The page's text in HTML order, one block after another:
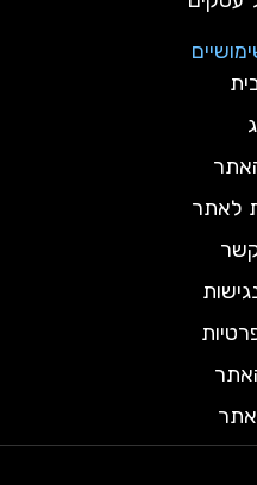
לאתר